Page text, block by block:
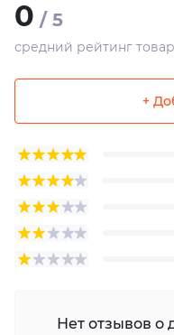
0 / 5
средний рейтинг
+
Нет отзывов о